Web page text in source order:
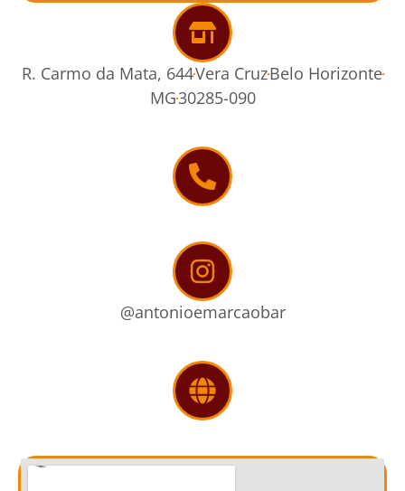
R. Carmo da Mata, 644Vera CruzBelo Horizonte
MG30285-090
@antonioemarcaobar